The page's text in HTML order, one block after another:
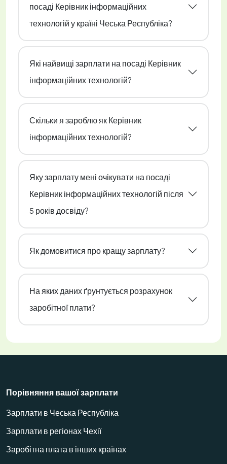
посаді Керівник інформаційних
технологій у країні Чеська Республіка?
Які найвищі зарплати на посаді Керівник
інформаційних технологій?
Скільки я зароблю як Керівник
інформаційних технологій?
Яку зарплату мені очікувати на посаді
Керівник інформаційних технологій після
5 років досвіду?
Як домовитися про кращу зарплату?
На яких даних ґрунтується розрахунок
заробітної плати?
Порівняння вашої зарплати
Зарплати в Чеська Республіка
Зарплати в регіонах Чехії
Заробітна плата в інших країнах